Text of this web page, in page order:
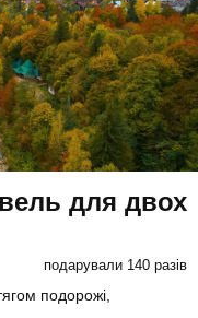
для двох
подарували 140 разів
подорожі,